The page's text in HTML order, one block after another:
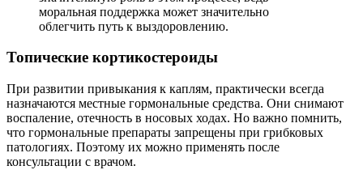
моральная поддержка может значительно
облегчить путь к выздоровлению.
Топические кортикостероиды
При развитии привыкания к каплям, практически всегда
назначаются местные гормональные средства. Они снимают
воспаление, отечность в носовых ходах. Но важно помнить,
что гормональные препараты запрещены при грибковых
патологиях. Поэтому их можно применять после
консультации с врачом.